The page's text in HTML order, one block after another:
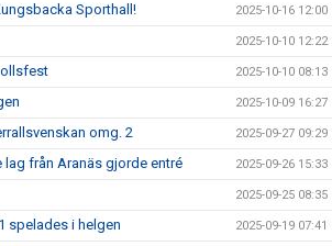
Sporthall! 2025-10-16 12:00
2025-10-10 12:22
2025-10-10 08:13
2025-10-09 16:27
omg. 2 2025-09-27 09:29
lag från Aranäs gjorde entré 2025-09-26 15:33
2025-09-25 08:35
spelades i helgen 2025-09-19 07:41